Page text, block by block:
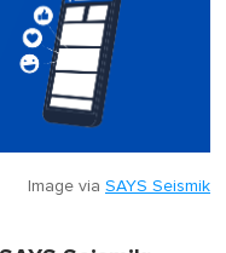
Image via SAYS Seismik